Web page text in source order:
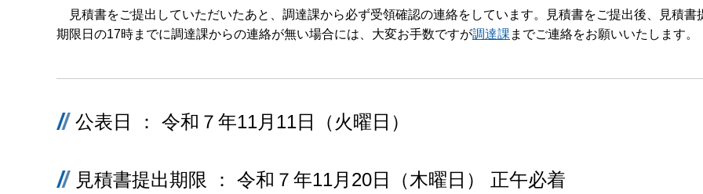
見積書をご提出していただいたあと、調達課から必ず受領確認の連絡をしています。見積書をご提出後、見積書
期限日の17時までに調達課からの連絡が無い場合には、大変お手数ですが調達課 までご連絡をお願いいたします。
公表日 ： 令和７年11月11日（火曜日）
見積書提出期限 ： 令和７年11月20日（木曜日） 正午必着